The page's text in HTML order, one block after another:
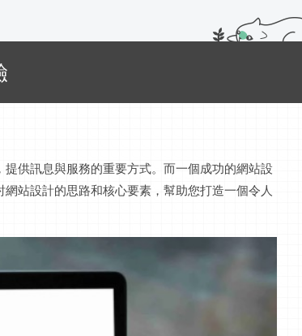
提供訊息與服務的重要方式。而一個成功的網站設
網站設計的思路和核心要素，幫助您打造一個令人